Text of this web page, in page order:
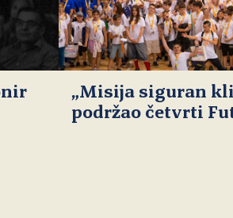
„Misija siguran
podržao četvrti